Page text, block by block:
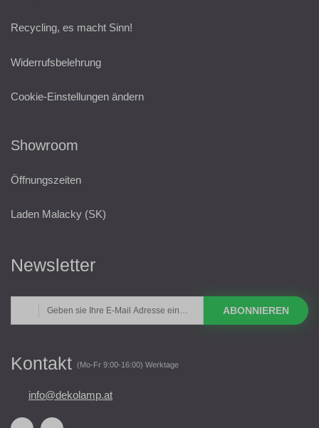
Recycling, es macht Sinn!
Widerrufsbelehrung
Cookie-Einstellungen ändern
Showroom
Öffnungszeiten
Laden Malacky (SK)
Newsletter
ABONNIEREN
Kontakt (Mo-Fr 9:00-16:00) Werktage
info@dekolamp.at